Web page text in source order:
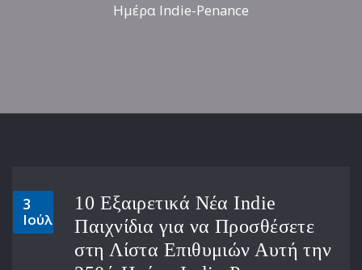
Ημέρα Indie-Penance
3
Ιούλ
10 Εξαιρετικά Νέα Indie
Παιχνίδια για να Προσθέσετε
στη Λίστα Επιθυμιών Αυτή την